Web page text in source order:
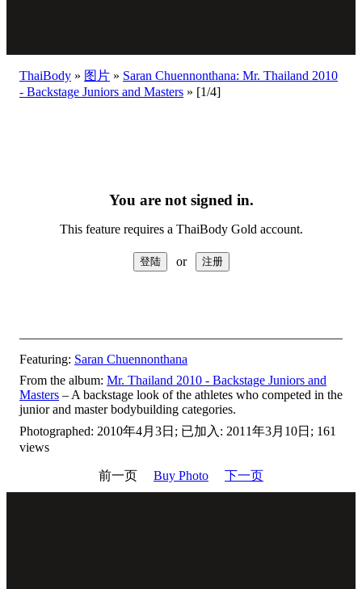
ThaiBody » 图片 » Saran Chuennonthana: Mr. Thailand 2010
- Backstage Juniors and Masters » [1/4]
You are not signed in.
This feature requires a ThaiBody Gold account.
or
Featuring: Saran Chuennonthana
From the album: Mr. Thailand 2010 - Backstage Juniors and
Masters – A backstage look of the athletes who competed in the
junior and master bodybuilding categories.
Photographed: 2010年4月3日; 已加入: 2011年3月10日; 161
views
前一页 Buy Photo 下一页